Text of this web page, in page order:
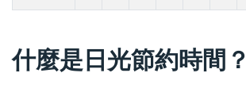
什麼是日光節約時間？